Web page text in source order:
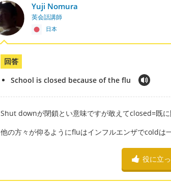
Yuji Nomura
英会話講師
日本
回答
School is closed because of the flu
Shut downが閉鎖とい意味ですが敢えてclosed=既に
他の方々が仰るようにfluはインフルエンザでcoldは
役に立